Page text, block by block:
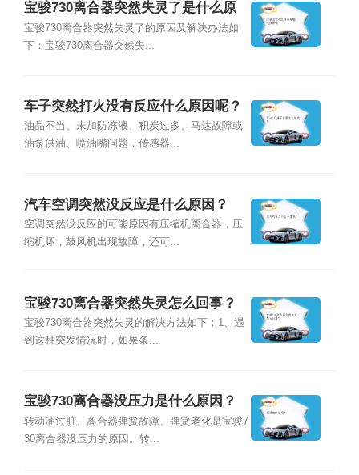
宝骏730离合器突然失灵了是什么原
因？
宝骏730离合器突然失灵了的原因及解决办法如
下：宝骏730离合器突然失...
车子突然打火没有反应什么原因呢？
油品不当、未加防冻液、积炭过多、马达故障或
油泵供油、喷油嘴问题，传感器...
汽车空调突然没反应是什么原因？
空调突然没反应的可能原因有压缩机离合器，压
缩机坏，鼓风机出现故障，还可...
宝骏730离合器突然失灵怎么回事？
宝骏730离合器突然失灵的解决方法如下：1、遇
到这种突发情况时，如果条...
宝骏730离合器没压力是什么原因？
转动油过脏、离合器弹簧故障、弹簧老化是宝骏7
30离合器没压力的原因。转...